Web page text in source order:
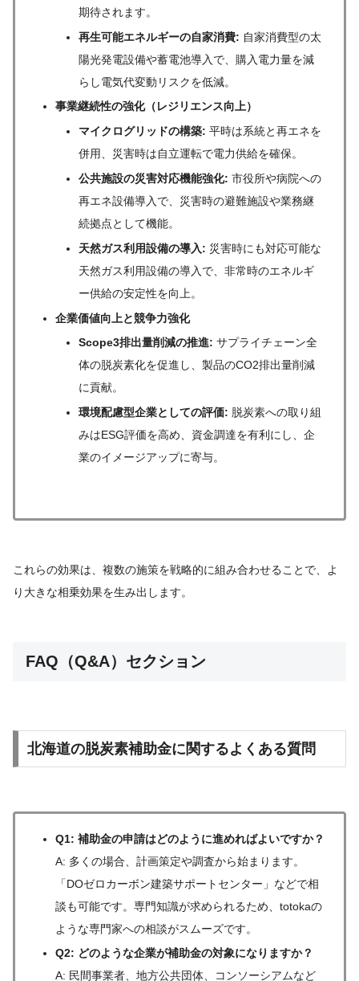
期待されます。
再生可能エネルギーの自家消費: 自家消費型の太
陽光発電設備や蓄電池導入で、購入電力量を減
らし電気代変動リスクを低減。
事業継続性の強化（レジリエンス向上）
マイクログリッドの構築: 平時は系統と再エネを
併用、災害時は自立運転で電力供給を確保。
公共施設の災害対応機能強化: 市役所や病院への
再エネ設備導入で、災害時の避難施設や業務継
続拠点として機能。
天然ガス利用設備の導入: 災害時にも対応可能な
天然ガス利用設備の導入で、非常時のエネルギ
ー供給の安定性を向上。
企業価値向上と競争力強化
Scope3排出量削減の推進: サプライチェーン全
体の脱炭素化を促進し、製品のCO2排出量削減
に貢献。
環境配慮型企業としての評価: 脱炭素への取り組
みはESG評価を高め、資金調達を有利にし、企
業のイメージアップに寄与。
これらの効果は、複数の施策を戦略的に組み合わせることで、よ
り大きな相乗効果を生み出します。
FAQ（Q&A）セクション
北海道の脱炭素補助金に関するよくある質問
Q1: 補助金の申請はどのように進めればよいですか？
A: 多くの場合、計画策定や調査から始まります。
「DOゼロカーボン建築サポートセンター」などで相
談も可能です。専門知識が求められるため、totokaの
ような専門家への相談がスムーズです。
Q2: どのような企業が補助金の対象になりますか？
A: 民間事業者、地方公共団体、コンソーシアムなど